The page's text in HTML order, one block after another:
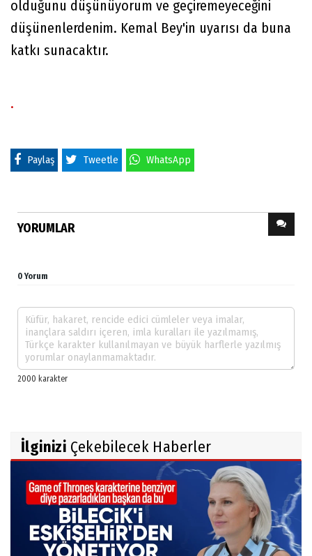
olduğunu düşünüyorum ve geçiremeyeceğini
düşünenlerdenim. Kemal Bey'in uyarısı da buna
katkı sunacaktır.
.
Paylaş Tweetle WhatsApp
YORUMLAR
0 Yorum
İlginizi Çekebilecek Haberler